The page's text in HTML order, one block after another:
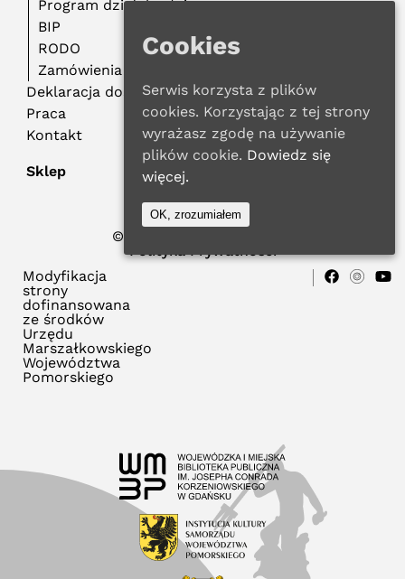
Program działalności
BIP
RODO
Zamówienia publiczne
Deklaracja dostępności
Praca
Kontakt
Sklep
© 2023 WMBP w Gdańsku
Polityka Prywatności
Modyfikacja
strony
dofinansowana
ze środków
Urzędu
Marszałkowskiego
Województwa
Pomorskiego
Cookies
Serwis korzysta z plików
cookies. Korzystając z tej strony
wyrażasz zgodę na używanie
plików cookie. Dowiedz się
więcej.
OK, zrozumiałem